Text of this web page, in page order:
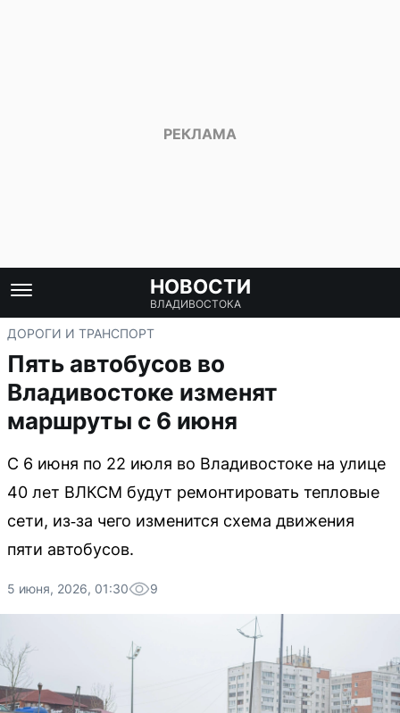
НОВОСТИ
ВЛАДИВОСТОКА
ДОРОГИ И ТРАНСПОРТ
Пять автобусов во
Владивостоке изменят
маршруты с 6 июня
С 6 июня по 22 июля во Владивостоке на улице
40 лет ВЛКСМ будут ремонтировать тепловые
сети, из‑за чего изменится схема движения
пяти автобусов.
5 июня, 2026, 01:30 9